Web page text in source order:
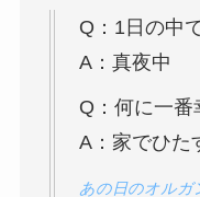
Q：1日の中
A：真夜中
Q：何に一番
A：家でひた
あの日のオルガ